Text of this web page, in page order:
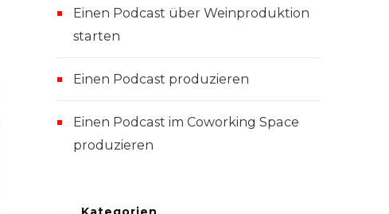
Einen Podcast über Weinproduktion
starten
Einen Podcast produzieren
Einen Podcast im Coworking Space
produzieren